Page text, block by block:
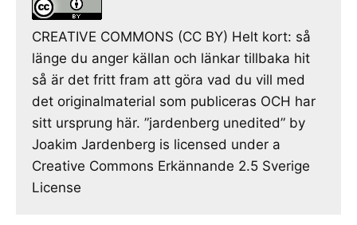
CREATIVE COMMONS (CC BY) Helt kort: så
länge du anger källan och länkar tillbaka hit
så är det fritt fram att göra vad du vill med
det originalmaterial som publiceras OCH har
sitt ursprung här. ”jardenberg unedited” by
Joakim Jardenberg is licensed under a
Creative Commons Erkännande 2.5 Sverige
License